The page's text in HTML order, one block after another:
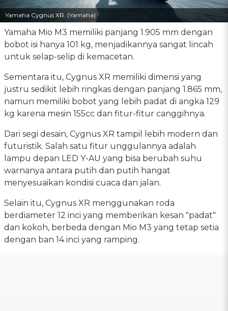
Yamaha Cygnus XR. (Yamaha)
Yamaha Mio M3 memiliki panjang 1.905 mm dengan
bobot isi hanya 101 kg, menjadikannya sangat lincah
untuk selap-selip di kemacetan.
Sementara itu, Cygnus XR memiliki dimensi yang
justru sedikit lebih ringkas dengan panjang 1.865 mm,
namun memiliki bobot yang lebih padat di angka 129
kg karena mesin 155cc dan fitur-fitur canggihnya.
Dari segi desain, Cygnus XR tampil lebih modern dan
futuristik. Salah satu fitur unggulannya adalah
lampu depan LED Y-AU yang bisa berubah suhu
warnanya antara putih dan putih hangat
menyesuaikan kondisi cuaca dan jalan.
Selain itu, Cygnus XR menggunakan roda
berdiameter 12 inci yang memberikan kesan "padat"
dan kokoh, berbeda dengan Mio M3 yang tetap setia
dengan ban 14 inci yang ramping.